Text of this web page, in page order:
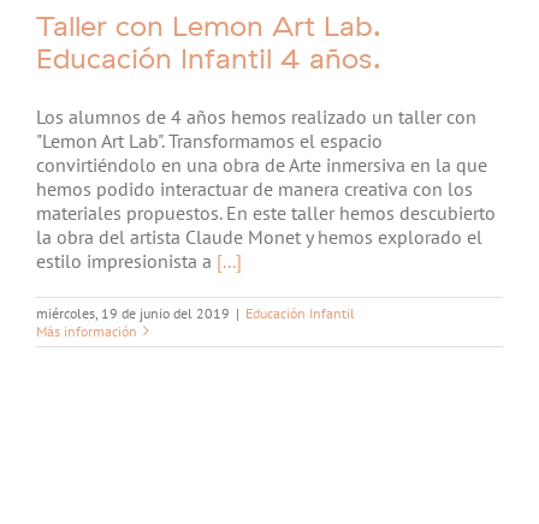
Taller con Lemon Art Lab.
Educación Infantil 4 años.
Los alumnos de 4 años hemos realizado un taller con
"Lemon Art Lab". Transformamos el espacio
convirtiéndolo en una obra de Arte inmersiva en la que
hemos podido interactuar de manera creativa con los
materiales propuestos. En este taller hemos descubierto
la obra del artista Claude Monet y hemos explorado el
estilo impresionista a [...]
miércoles, 19 de junio del 2019 | Educación Infantil
Más información